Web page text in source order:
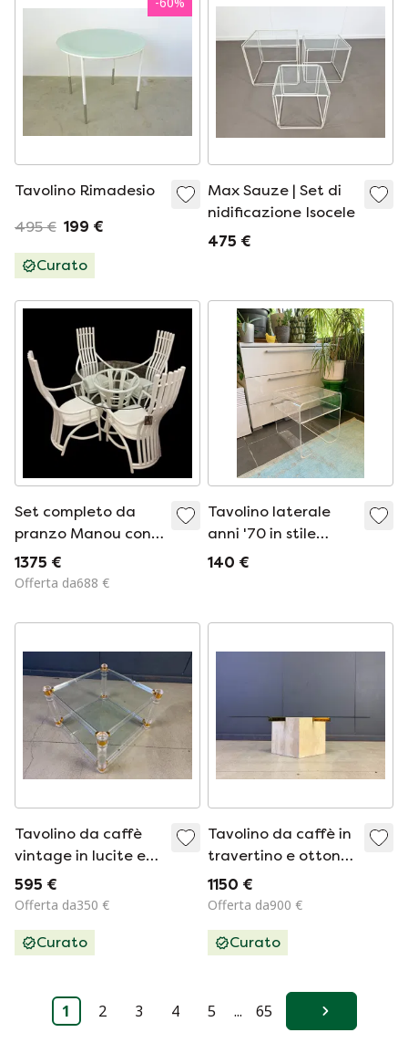
Tavolino Rimadesio
495 € 199 €
Curato
Max Sauze | Set di
nidificazione Isocele
475 €
Set completo da
pranzo Manou con
sedie e tavolo da
pranzo da 120 cm
1375 €
Offerta da688 €
Tavolino laterale
anni '70 in stile
Space Age,
acrilico, cassettiera
140 €
Tavolino da caffè
vintage in lucite e
ottone, anni '70
595 €
Offerta da350 €
Curato
Tavolino da caffè in
travertino e ottone
di Artedi, anni '80
1150 €
Offerta da900 €
Curato
1 2 3 4 5 ... 65 Avanti